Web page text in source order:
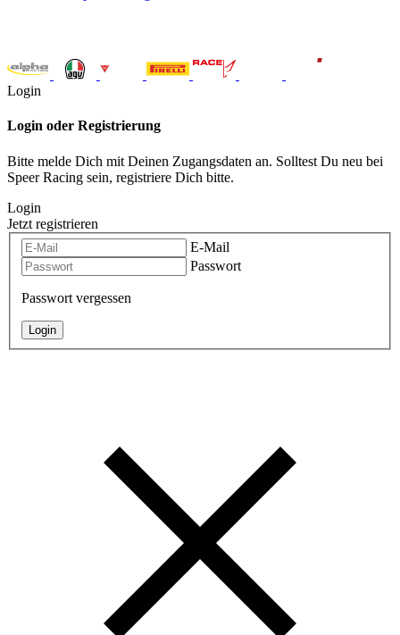
Login
Login oder Registrierung
Bitte melde Dich mit Deinen Zugangsdaten an. Solltest Du neu bei
Speer Racing sein, registriere Dich bitte.
Login
Jetzt registrieren
E-Mail
Passwort
Passwort vergessen